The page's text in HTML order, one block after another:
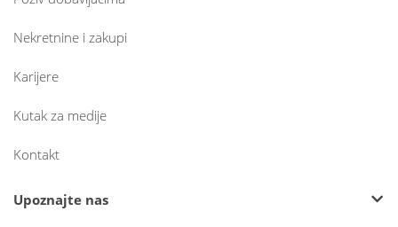
Nekretnine i zakupi
Karijere
Kutak za medije
Kontakt
Upoznajte nas